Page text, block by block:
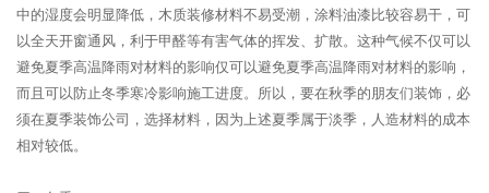
中的湿度会明显降低，木质装修材料不易受潮，涂料油漆比较容易干，可
以全天开窗通风，利于甲醛等有害气体的挥发、扩散。这种气候不仅可以
避免夏季高温降雨对材料的影响仅可以避免夏季高温降雨对材料的影响，
而且可以防止冬季寒冷影响施工进度。所以，要在秋季的朋友们装饰，必
须在夏季装饰公司，选择材料，因为上述夏季属于淡季，人造材料的成本
相对较低。